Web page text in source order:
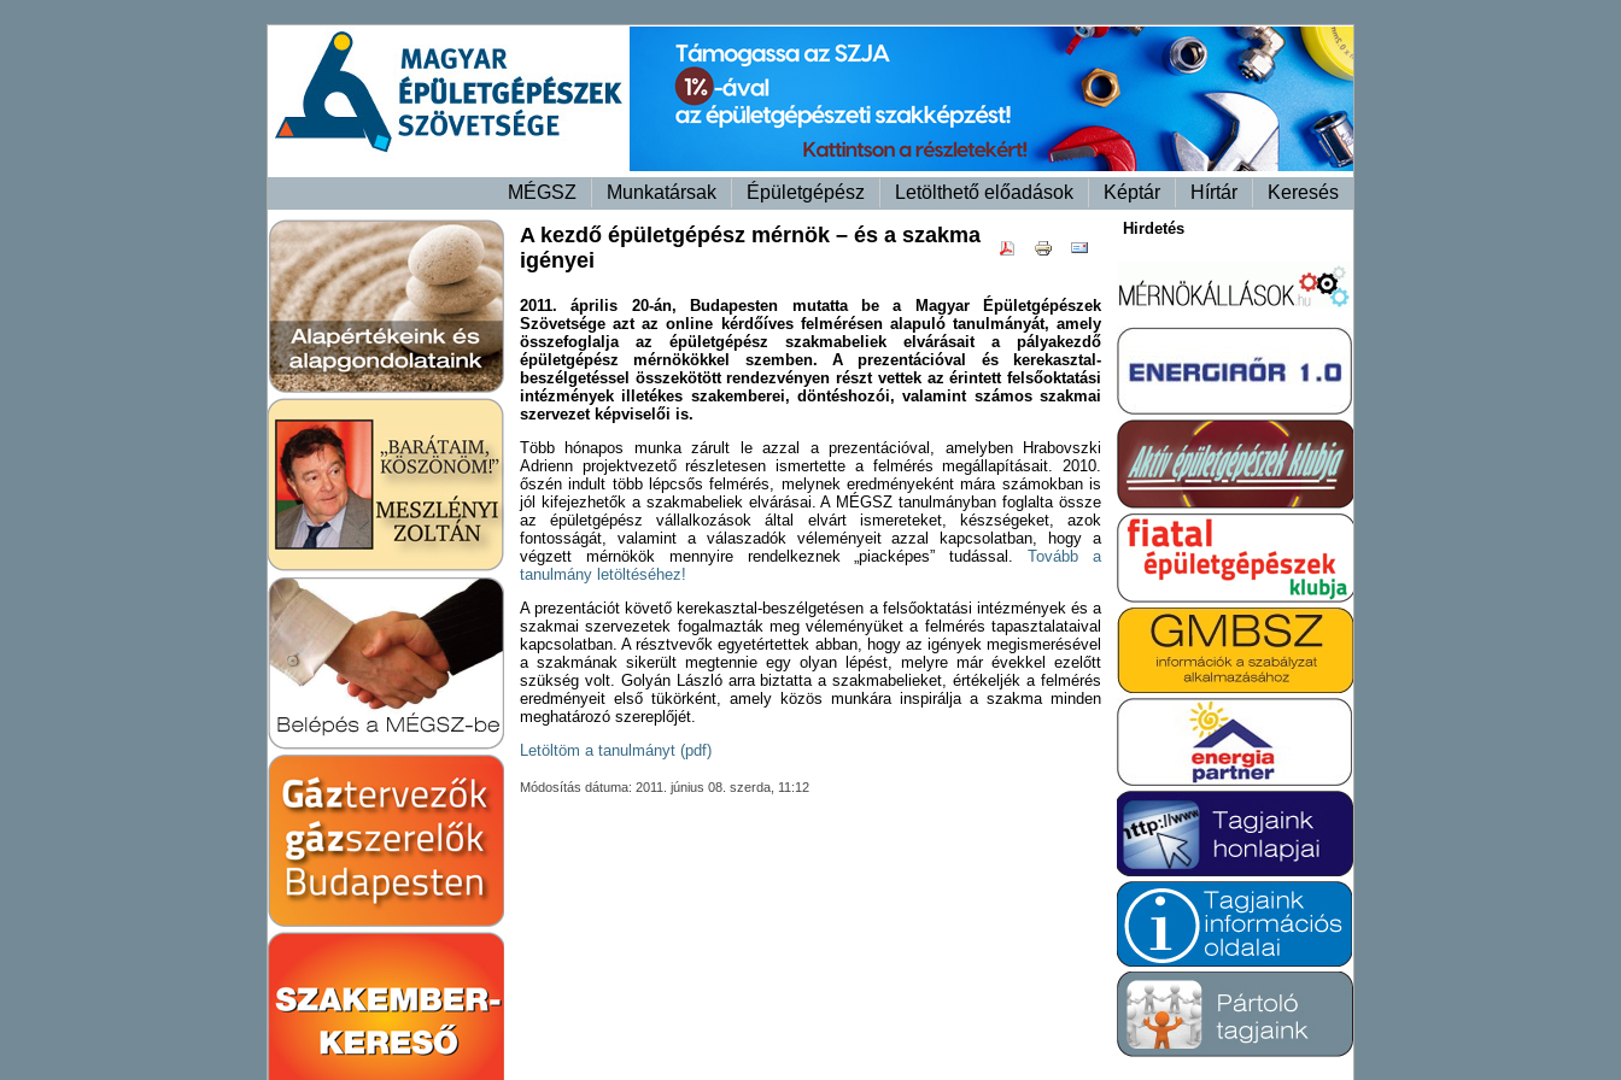
MÉGSZ Munkatársak Épületgépész Letölthető előadások Képtár Hírtár Keresés
Hirdetés
A kezdő épületgépész mérnök – és a szakma
igényei
2011. április 20-án, Budapesten mutatta be a Magyar Épületgépészek
Szövetsége azt az online kérdőíves felmérésen alapuló tanulmányát, amely
összefoglalja az épületgépész szakmabeliek elvárásait a pályakezdő
épületgépész mérnökökkel szemben. A prezentációval és kerekasztal-
beszélgetéssel összekötött rendezvényen részt vettek az érintett felsőoktatási
intézmények illetékes szakemberei, döntéshozói, valamint számos szakmai
szervezet képviselői is.
Több hónapos munka zárult le azzal a prezentációval, amelyben Hrabovszki
Adrienn projektvezető részletesen ismertette a felmérés megállapításait. 2010.
őszén indult több lépcsős felmérés, melynek eredményeként mára számokban is
jól kifejezhetők a szakmabeliek elvárásai. A MÉGSZ tanulmányban foglalta össze
az épületgépész vállalkozások által elvárt ismereteket, készségeket, azok
fontosságát, valamint a válaszadók véleményeit azzal kapcsolatban, hogy a
végzett mérnökök mennyire rendelkeznek „piacképes” tudással.Tovább a
tanulmány letöltéséhez!
A prezentációt követő kerekasztal-beszélgetésen a felsőoktatási intézmények és a
szakmai szervezetek fogalmazták meg véleményüket a felmérés tapasztalataival
kapcsolatban. A résztvevők egyetértettek abban, hogy az igények megismerésével
a szakmának sikerült megtennie egy olyan lépést, melyre már évekkel ezelőtt
szükség volt. Golyán László arra biztatta a szakmabelieket, értékeljék a felmérés
eredményeit első tükörként, amely közös munkára inspirálja a szakma minden
meghatározó szereplőjét.
Letöltöm a tanulmányt (pdf)
Módosítás dátuma: 2011. június 08. szerda, 11:12